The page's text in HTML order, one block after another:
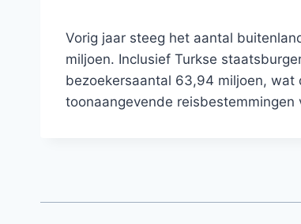
Vorig jaar steeg het aantal
miljoen. Inclusief Turkse
bezoekersaantal 63,94 miljoen, wat
toonaangevende reisbestemmingen